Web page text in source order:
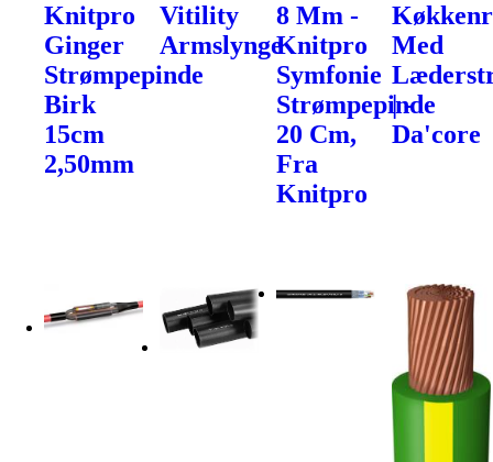
Knitpro
Ginger
Strømpepinde
Birk
15cm
2,50mm
Vitility
Armslynge
8 Mm -
Knitpro
Symfonie
Strømpepinde
20 Cm,
Fra
Knitpro
Med
| -
Da'core